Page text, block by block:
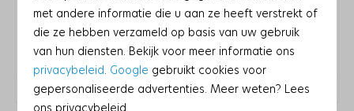
Entertainment
Wifi
CD speler
Energielabel:
met andere informatie die u aan ze heeft verstrekt of
die ze hebben verzameld op basis van uw gebruik
van hun diensten. Bekijk voor meer informatie ons
privacybeleid. Google gebruikt cookies voor
gepersonaliseerde advertenties. Meer weten? Lees
ons privacybeleid.